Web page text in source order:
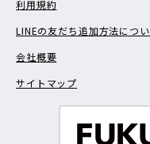
利用規約
LINEの友だち追加方法につ
会社概要
サイトマップ